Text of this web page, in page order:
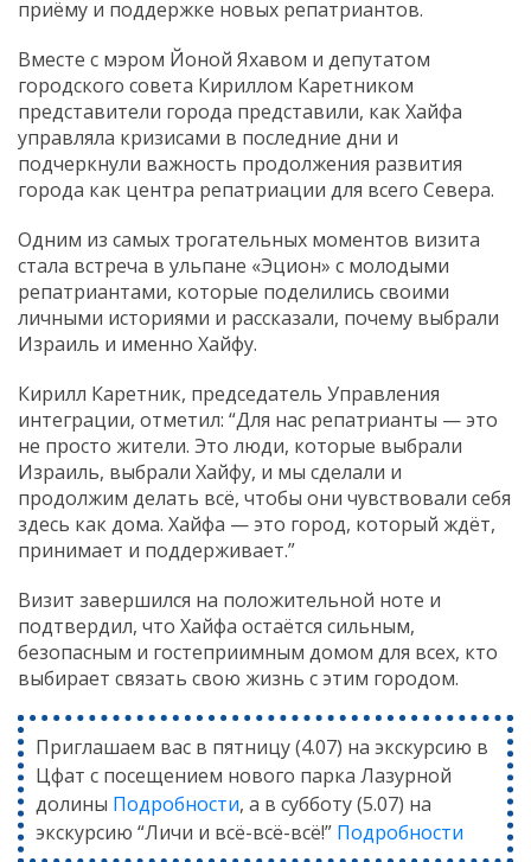
приёму и поддержке новых репатриантов.
Вместе с мэром Йоной Яхавом и депутатом
городского совета Кириллом Каретником
представители города представили, как Хайфа
управляла кризисами в последние дни и
подчеркнули важность продолжения развития
города как центра репатриации для всего Севера.
Одним из самых трогательных моментов визита
стала встреча в ульпане «Эцион» с молодыми
репатриантами, которые поделились своими
личными историями и рассказали, почему выбрали
Израиль и именно Хайфу.
Кирилл Каретник, председатель Управления
интеграции, отметил: “Для нас репатрианты — это
не просто жители. Это люди, которые выбрали
Израиль, выбрали Хайфу, и мы сделали и
продолжим делать всё, чтобы они чувствовали себя
здесь как дома. Хайфа — это город, который ждёт,
принимает и поддерживает.”
Визит завершился на положительной ноте и
подтвердил, что Хайфа остаётся сильным,
безопасным и гостеприимным домом для всех, кто
выбирает связать свою жизнь с этим городом.
Приглашаем вас в пятницу (4.07) на экскурсию в
Цфат с посещением нового парка Лазурной
долины Подробности, а в субботу (5.07) на
экскурсию “Личи и всё-всё-всё!” Подробности